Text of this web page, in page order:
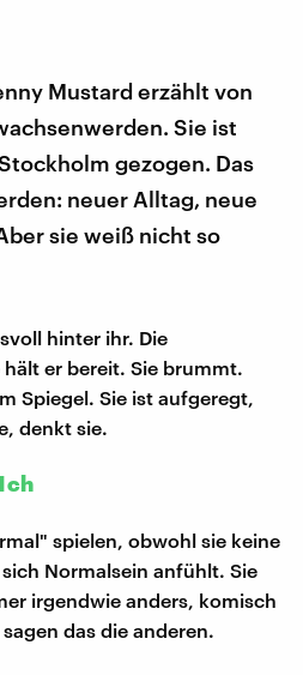
Mustard erzählt von
Sie ist
gezogen. Das
neuer Alltag, neue
sie weiß nicht so
hinter ihr. Die
er bereit. Sie brummt.
Spiegel. Sie ist aufgeregt,
denkt sie.
spielen, obwohl sie keine
Normalsein anfühlt. Sie
irgendwie anders, komisch
das die anderen.